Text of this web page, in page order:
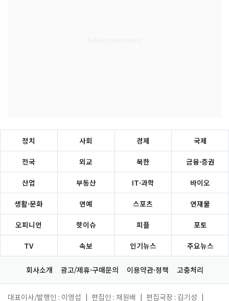
정치 사회 경제 국제
전국 외교 북한 금융·증권
산업 부동산 IT·과학 바이오
생활·문화 연예 스포츠 연재물
오피니언 핫이슈 피플 포토
TV 속보 인기뉴스 주요뉴스
회사소개 광고/제휴·구매문의 이용약관·정책 고충처리
대표이사/발행인 : 이영섭 편집인 : 채원배 편집국장 : 김기성